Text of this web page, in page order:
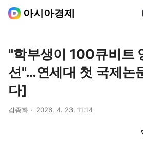
아시아경제
"학부생이 100큐비트
션"…연세대 첫 국제논
다]
김종화 2026. 4. 23. 11:14